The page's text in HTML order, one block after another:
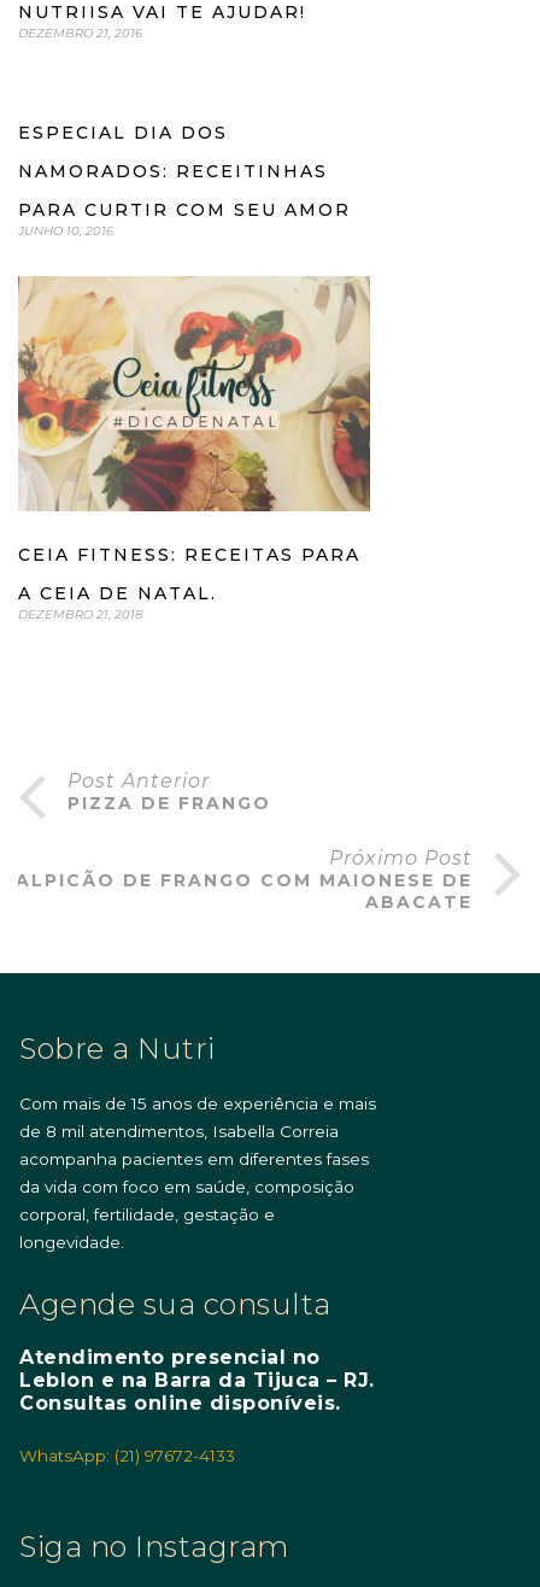
NUTRIISA VAI TE AJUDAR!
DEZEMBRO 21, 2016
ESPECIAL DIA DOS
NAMORADOS: RECEITINHAS
PARA CURTIR COM SEU AMOR
JUNHO 10, 2016
CEIA FITNESS: RECEITAS PARA
A CEIA DE NATAL.
DEZEMBRO 21, 2018
Post Anterior
PIZZA DE FRANGO
Próximo Post
SALPICÃO DE FRANGO COM MAIONESE DE
ABACATE
Sobre a Nutri
Com mais de 15 anos de experiência e mais
de 8 mil atendimentos, Isabella Correia
acompanha pacientes em diferentes fases
da vida com foco em saúde, composição
corporal, fertilidade, gestação e
longevidade.
Agende sua consulta
Atendimento presencial no
Leblon e na Barra da Tijuca – RJ.
Consultas online disponíveis.
WhatsApp: (21) 97672-4133
Siga no Instagram